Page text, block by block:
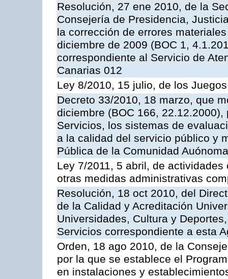
Resolución, 27 ene 2010, de la
Consejería de Presidencia,
la corrección de errores
diciembre de 2009 (BOC 1,
correspondiente al Servicio de
Canarias 012
Ley 8/2010, 15 julio, de los
Decreto 33/2010, 18 marzo, que
diciembre (BOC 166,
Servicios, los sistemas de
a la calidad del servicio público y
Pública de la Comunidad
Ley 7/2011, 5 abril, de
otras medidas administrativas
Resolución, 18 oct 2010, del
de la Calidad y Acreditación
Universidades, Cultura y
Servicios correspondiente a esta
Orden, 18 ago 2010, de la
por la que se establece el
en instalaciones y